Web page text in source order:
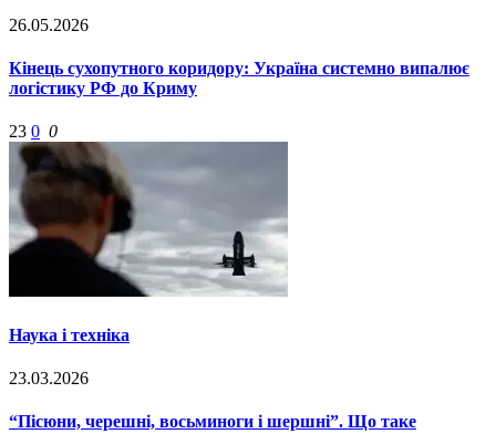
26.05.2026
Кінець сухопутного коридору: Україна системно випалює
логістику РФ до Криму
23 0 0
Наука і техніка
23.03.2026
“Пісюни, черешні, восьминоги і шершні”. Що таке